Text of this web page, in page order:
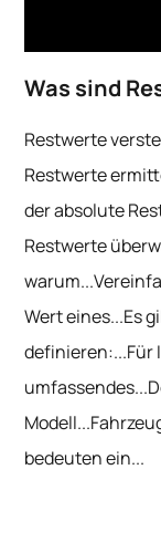
Was sind
Restwerte
Restwerte
der absolute
Restwerte
Wert eines...Es
definieren:...Für
bedeuten ein...